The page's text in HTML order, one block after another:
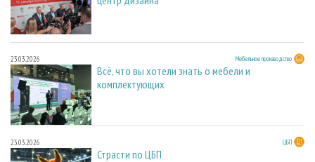
23.03.2026 Мебельное производство
Всё, что вы хотели знать о мебели и
комплектующих
23.03.2026 ЦБП
Страсти по ЦБП